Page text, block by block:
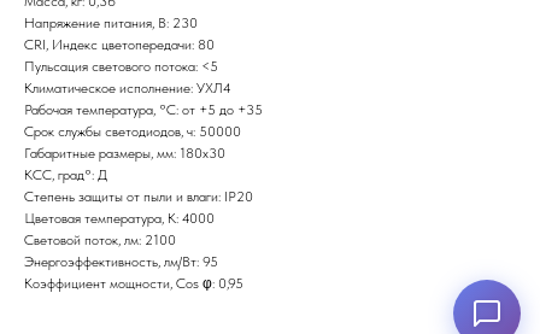
Напряжение питания, В: 230
CRI, Индекс цветопередачи: 80
Пульсация светового потока: <5
Климатическое исполнение: УХЛ4
Рабочая температура, °С: от +5 до +35
Срок службы светодиодов, ч: 50000
Габаритные размеры, мм: 180х30
КСС, град°: Д
Степень защиты от пыли и влаги: IP20
Цветовая температура, K: 4000
Световой поток, лм: 2100
Энергоэффективность, лм/Вт: 95
Коэффициент мощности, Cos φ: 0,95